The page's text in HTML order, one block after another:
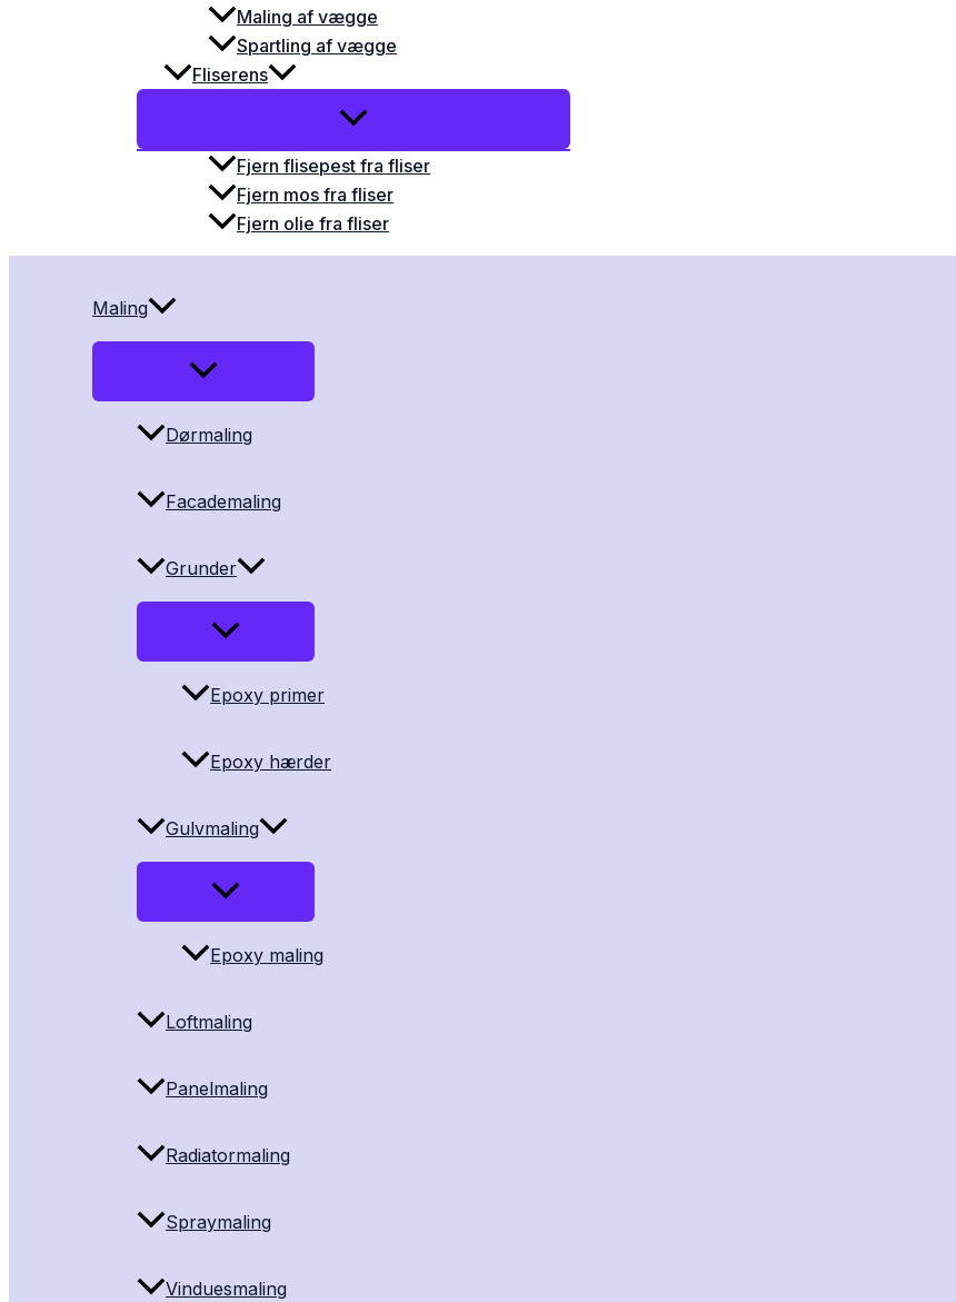
Maling af vægge
Spartling af vægge
Fliserens
Fjern flisepest fra fliser
Fjern mos fra fliser
Fjern olie fra fliser
Maling
Dørmaling
Facademaling
Grunder
Epoxy primer
Epoxy hærder
Gulvmaling
Epoxy maling
Loftmaling
Panelmaling
Radiatormaling
Spraymaling
Vinduesmaling